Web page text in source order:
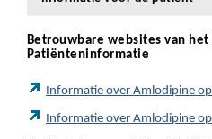
Betrouwbare websites van
Patiënteninformatie
Informatie over Amlodipine
Informatie over Amlodipine